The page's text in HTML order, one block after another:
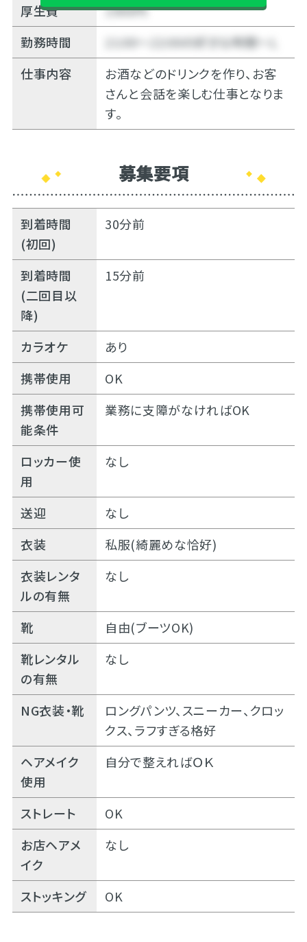
厚生費
1500円
勤務時間
21:00～22:00の好きな時間～Ｌ
仕事内容
お酒などのドリンクを作り、お客
さんと会話を楽しむ仕事となりま
す。
募集要項
到着時間
(初回)
30分前
到着時間
(二回目以
降)
15分前
カラオケ
あり
携帯使用
OK
携帯使用可
能条件
業務に支障がなければOK
ロッカー使
用
なし
送迎
なし
衣装
私服(綺麗めな恰好)
衣装レンタ
ルの有無
なし
靴
自由(ブーツOK)
靴レンタル
の有無
なし
NG衣装・靴
ロングパンツ、スニーカー、クロッ
クス、ラフすぎる格好
ヘアメイク
使用
自分で整えればＯＫ
ストレート
OK
お店ヘアメ
イク
なし
ストッキング OK